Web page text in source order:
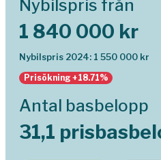
Nybilspris från
1 840 000 kr
Nybilspris 2024: 1 550 000 kr
Prisökning +18.71%
Antal basbelopp
31,1